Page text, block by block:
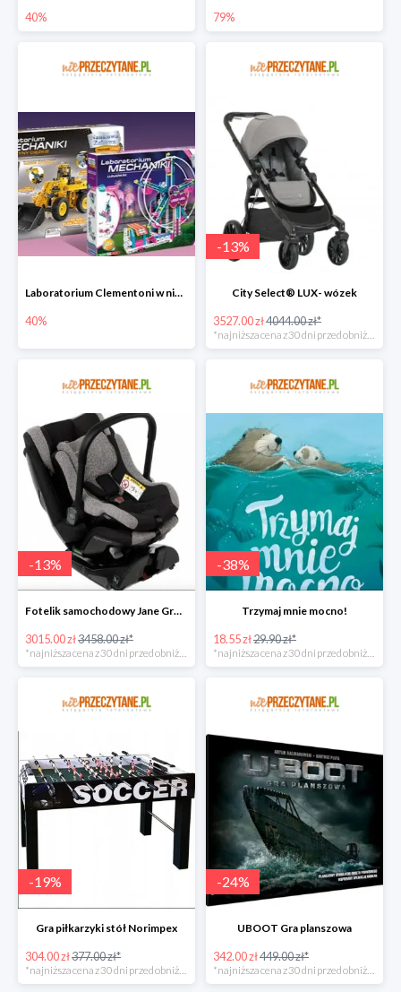
40% 79%
Laboratorium Clementoni w niePrzeczytane.pl do -40%
40%
-13%
City Select® LUX- wózek
3527.00 zł4044.00 zł*
*najniższa cena z 30 dni przed obniżką
-13%
Fotelik samochodowy Jane Groowy i-Size
3015.00 zł3458.00 zł*
-38%
Trzymaj mnie mocno!
18.55 zł29.90 zł*
-19%
Gra piłkarzyki stół Norimpex
304.00 zł377.00 zł*
*najniższa cena z 30 dni przed obniżką
-24%
UBOOT Gra planszowa
342.00 zł449.00 zł*
*najniższa cena z 30 dni przed obniżką